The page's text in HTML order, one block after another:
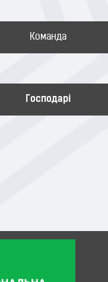
Команда
Господарі